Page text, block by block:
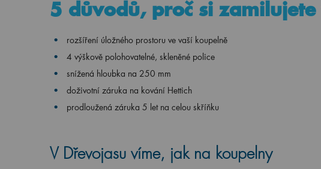
5 důvodů, proč si
rozšíření úložného prostoru ve vaší koupelně
4 výškově polohovatelné, skleněné police
snížená hloubka na 250 mm
doživotní záruka na kování Hettich
prodloužená záruka 5 let na celou skříňku
V Dřevojasu víme, jak na koupelny